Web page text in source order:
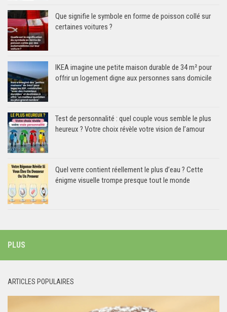
Que signifie le symbole en forme de poisson collé sur
certaines voitures ?
IKEA imagine une petite maison durable de 34 m² pour
offrir un logement digne aux personnes sans domicile
Test de personnalité : quel couple vous semble le plus
heureux ? Votre choix révèle votre vision de l’amour
Quel verre contient réellement le plus d’eau ? Cette
énigme visuelle trompe presque tout le monde
PLUS
ARTICLES POPULAIRES